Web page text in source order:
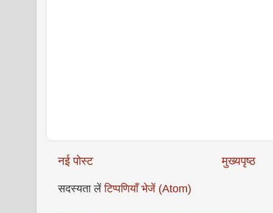
नई पोस्ट मुख्यपृष्ठ
सदस्यता लेंटिप्पणियाँ भेजें (Atom)